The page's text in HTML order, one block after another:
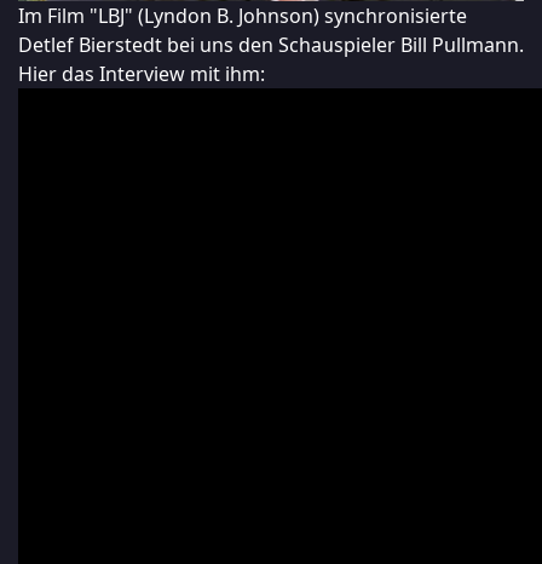
Im Film "LBJ" (Lyndon B. Johnson) synchronisierte
Detlef Bierstedt bei uns den Schauspieler Bill Pullmann.
Hier das Interview mit ihm: